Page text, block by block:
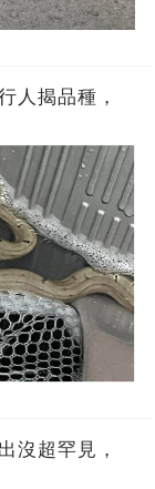
人揭品種，
沒超罕見，